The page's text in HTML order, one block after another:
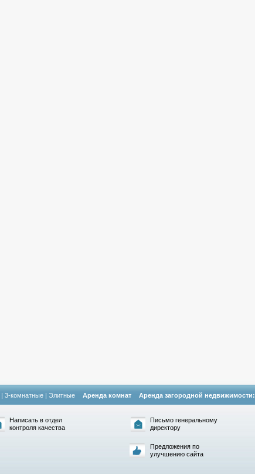
| 3-комнатные | Элитные Аренда комнат Аренда загородной недвижимости:
Написать в отдел
контроля качества
Письмо генеральному
директору
Предложения по
улучшению сайта